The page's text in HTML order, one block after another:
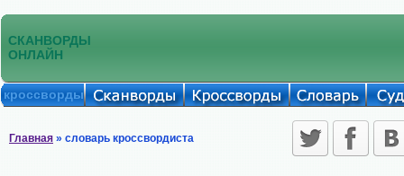
СКАНВОРДЫ
ОНЛАЙН
кроссворды
Главная » словарь кроссвордиста